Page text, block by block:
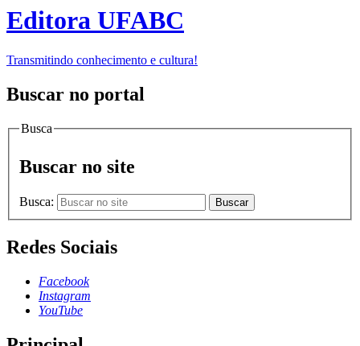
Editora UFABC
Transmitindo conhecimento e cultura!
Buscar no portal
Busca
Buscar no site
Busca: Buscar
Redes Sociais
Facebook
Instagram
YouTube